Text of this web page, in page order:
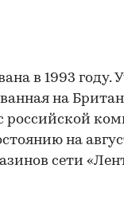
в 1993 году.
на
российской
на
сети